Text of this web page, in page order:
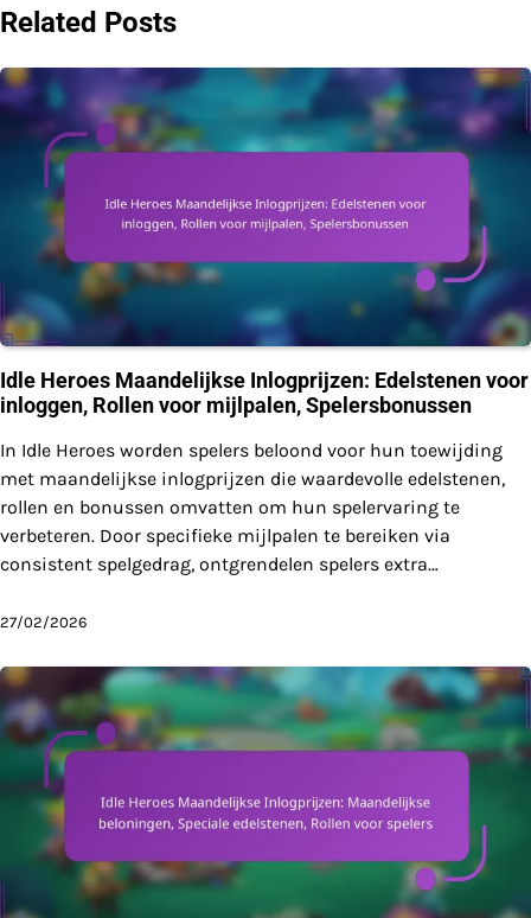
Related Posts
Idle Heroes Maandelijkse Inlogprijzen: Edelstenen voor
inloggen, Rollen voor mijlpalen, Spelersbonussen
In Idle Heroes worden spelers beloond voor hun toewijding
met maandelijkse inlogprijzen die waardevolle edelstenen,
rollen en bonussen omvatten om hun spelervaring te
verbeteren. Door specifieke mijlpalen te bereiken via
consistent spelgedrag, ontgrendelen spelers extra…
27/02/2026